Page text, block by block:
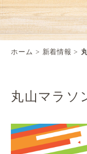
ホーム 新着情報
丸山マラソ